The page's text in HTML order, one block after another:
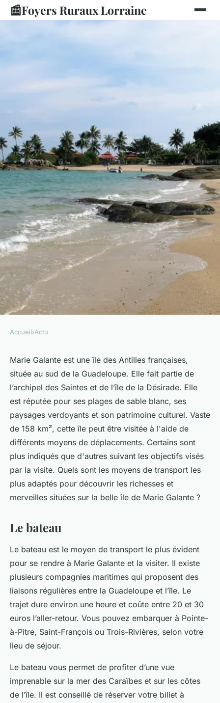
📰Foyers Ruraux Lorraine
Quels sont les moyens de
déplacement disponibles à
Marie Galante ?
Marie•8 février 2024•5 min de lecture
Accueil›Actu
Marie Galante est une île des Antilles françaises,
située au sud de la Guadeloupe. Elle fait partie de
l’archipel des Saintes et de l’île de la Désirade. Elle
est réputée pour ses plages de sable blanc, ses
paysages verdoyants et son patrimoine culturel. Vaste
de 158 km², cette île peut être visitée à l'aide de
différents moyens de déplacements. Certains sont
plus indiqués que d'autres suivant les objectifs visés
par la visite. Quels sont les moyens de transport les
plus adaptés pour découvrir les richesses et
merveilles situées sur la belle île de Marie Galante ?
Le bateau
Le bateau est le moyen de transport le plus évident
pour se rendre à Marie Galante et la visiter. Il existe
plusieurs compagnies maritimes qui proposent des
liaisons régulières entre la Guadeloupe et l’île. Le
trajet dure environ une heure et coûte entre 20 et 30
euros l’aller-retour. Vous pouvez embarquer à Pointe-
à-Pitre, Saint-François ou Trois-Rivières, selon votre
lieu de séjour.
Le bateau vous permet de profiter d’une vue
imprenable sur la mer des Caraïbes et sur les côtes
de l’île. Il est conseillé de réserver votre billet à